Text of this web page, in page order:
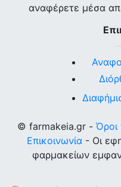
αναφέρετε μέσα
© farmakeia.gr - Όροι
Επικοινωνία - Οι
φαρμακείων